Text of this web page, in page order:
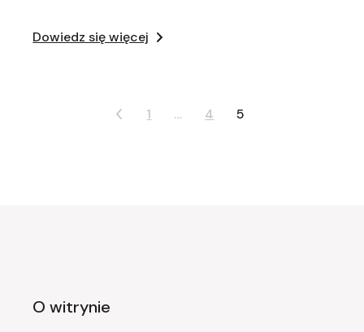
Dowiedz się więcej
Stronicowanie
1 … 4 5
O witrynie